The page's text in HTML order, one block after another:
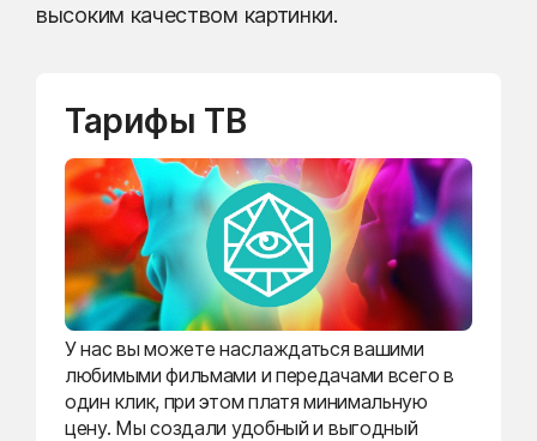
высоким качеством картинки.
Тарифы ТВ
У нас вы можете наслаждаться вашими
любимыми фильмами и передачами всего в
один клик, при этом платя минимальную
цену. Мы создали удобный и выгодный